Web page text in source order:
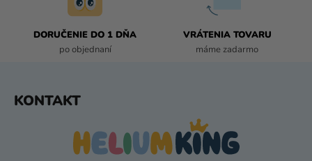
U
DORUČENIE DO 1 DŇA
po objednaní
VRÁTENIA TOVARU
máme zadarmo
KONTAKT